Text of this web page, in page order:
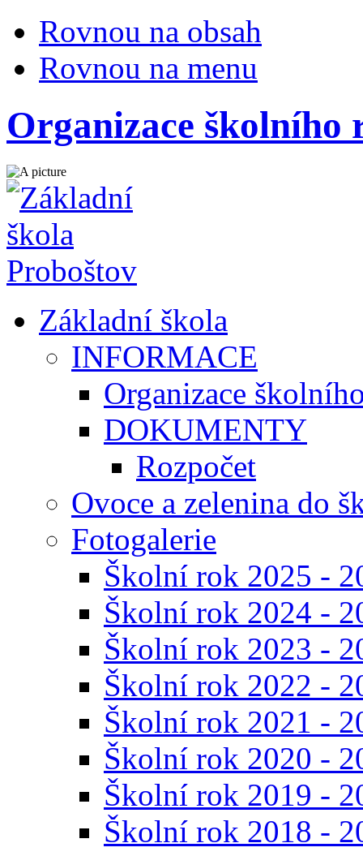
Rovnou na obsah
Rovnou na menu
Organizace školního
Základní škola
INFORMACE
Organizace
DOKUMENTY
Rozpočet
Ovoce a zelenina do
Fotogalerie
Školní rok 2025 -
Školní rok 2024 -
Školní rok 2023 -
Školní rok 2022 -
Školní rok 2021 -
Školní rok 2020 -
Školní rok 2019 -
Školní rok 2018 -